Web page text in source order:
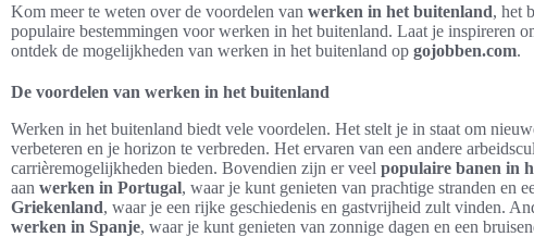
Kom meer te weten over de voordelen van werken in het buitenland, het
populaire bestemmingen voor werken in het buitenland. Laat je inspireren
ontdek de mogelijkheden van werken in het buitenland op gojobben.com.
De voordelen van werken in het buitenland
Werken in het buitenland biedt vele voordelen. Het stelt je in staat om
verbeteren en je horizon te verbreden. Het ervaren van een andere
carrièremogelijkheden bieden. Bovendien zijn er veel populaire banen in
aan werken in Portugal, waar je kunt genieten van prachtige stranden en
Griekenland, waar je een rijke geschiedenis en gastvrijheid zult vinden.
werken in Spanje, waar je kunt genieten van zonnige dagen en een